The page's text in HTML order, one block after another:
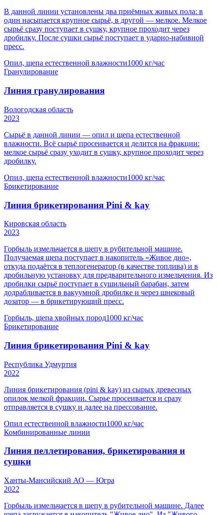
В данной линии установлены два приёмных живых пола: в
один насыпается крупное сырьё, в другой — мелкое. Мелкое
сырьё сразу поступает в сушку, крупное проходит через
дробилку. После сушки сырьё поступает в ударно-набивной
пресс.
Опил, щепа естественной влажности1000 кг/час
Гранулирование
Линия гранулирования
Вологодская область
2023
Сырьё в данной линии — опил и щепа естественной
влажности. Всё сырьё просеивается и делится на фракции:
мелкое сырьё сразу уходит в сушку, крупное проходит через
дробилку.
Опил, щепа естественной влажности1000 кг/час
Брикетирование
Линия брикетирования Pini & kay
Кировская область
2023
Горбыль измельчается в щепу в рубительной машине.
Получаемая щепа поступает в накопитель «Живое дно»,
откуда подаётся в теплогенератор (в качестве топлива) и в
дробильную установку для предварительного измельчения. Из
дробилки сырьё поступает в сушильный барабан, затем
додрабливается в вакуумной дробилке и через шнековый
дозатор — в брикетирующий пресс.
Горбыль, щепа хвойных пород1000 кг/час
Брикетирование
Линия брикетирования Pini & kay
Республика Удмуртия
2022
Линия брикетирования (pini & kay) из сырых древесных
опилок мелкой фракции. Сырье просеивается и сразу
отправляется в сушку и далее на прессование.
Опил естественной влажности1000 кг/час
Комбинированные линии
Линия пеллетирования, брикетирования и
сушки
Ханты-Мансийский АО — Югра
2022
Горбыль измельчается в щепу в рубительной машине. Далее